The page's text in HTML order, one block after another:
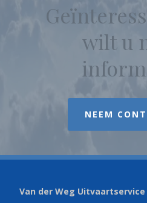
wilt u
NEEM
Van der Weg Uitvaartservice